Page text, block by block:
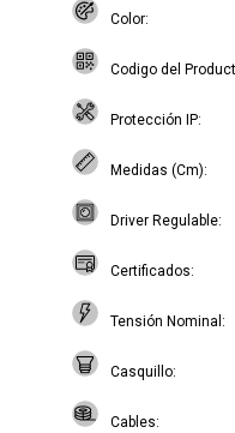
Color
Codigo del
Protección IP
Medidas (Cm)
Driver Regulable
Certificados
Tensión Nominal
Casquillo
Cables